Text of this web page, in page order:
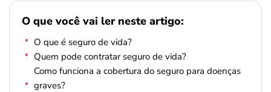
O que você vai ler neste artigo:
O que é seguro de vida?
Quem pode contratar seguro de vida?
Como funciona a cobertura do seguro para doenças
graves?